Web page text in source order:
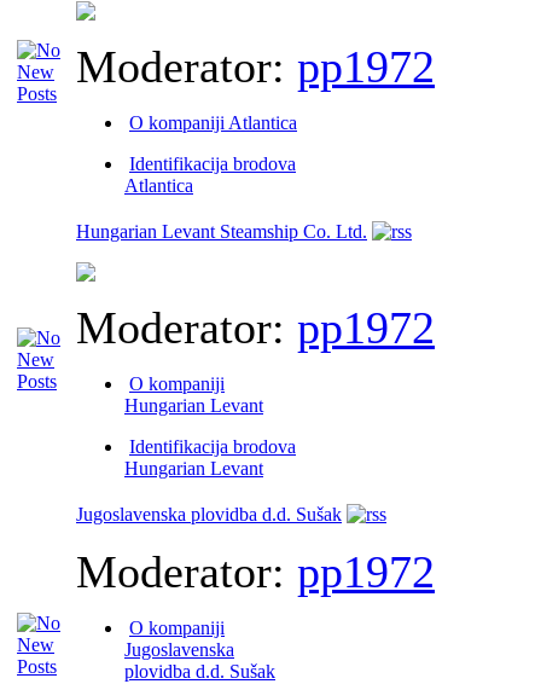
Moderator: pp1972
O kompaniji Atlantica
Identifikacija brodova
Atlantica
Hungarian Levant Steamship Co. Ltd.
Moderator: pp1972
O kompaniji
Hungarian Levant
Identifikacija brodova
Hungarian Levant
Jugoslavenska plovidba d.d. Sušak‎
Moderator: pp1972
O kompaniji
Jugoslavenska
plovidba d.d. Sušak